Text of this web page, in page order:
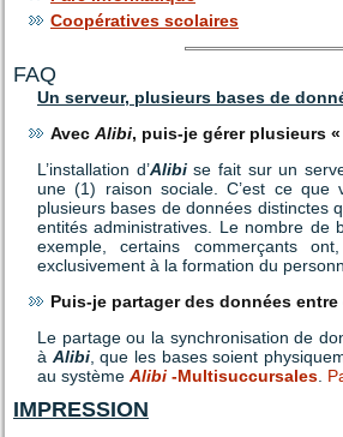
Coopératives scolaires
FAQ
Un serveur, plusieurs bases de
Avec Alibi, puis-je gérer plusieurs
L’installation d’Alibise fait sur un
une (1) raison sociale. C’est ce que
plusieurs bases de données distinctes
entités administratives. Le nombre de
exemple, certains commerçants
exclusivement à la formation du
Puis-je partager des données
Le partage ou la synchronisation de
à Alibi, que les bases soient
au système Alibi -Multisuccursales
IMPRESSION